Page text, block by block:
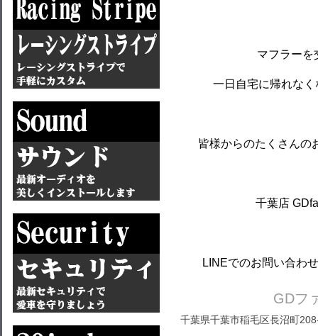
マフラーを
一日自宅に帰れな
皆様からのたくさんの
千葉店
LINEでのお問い合わ
GDフ
千葉県千葉市稲毛区長沼町